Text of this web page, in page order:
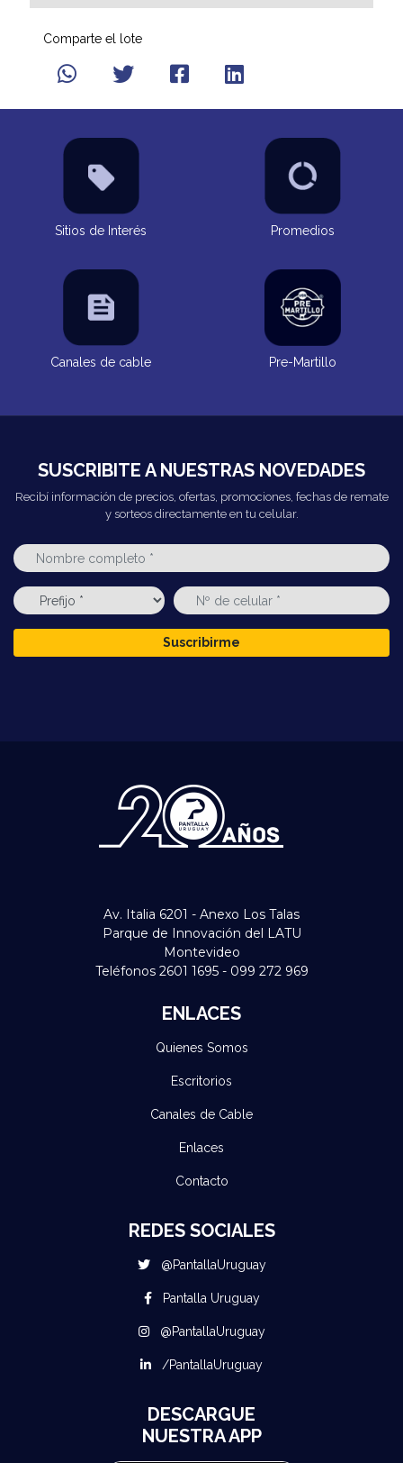
Comparte el lote
Sitios de Interés Promedios
Canales de cable Pre-Martillo
SUSCRIBITE A NUESTRAS NOVEDADES
Recibí información de precios, ofertas, promociones, fechas de remate
y sorteos directamente en tu celular.
Suscribirme
Av. Italia 6201 - Anexo Los Talas
Parque de Innovación del LATU
Montevideo
Teléfonos 2601 1695 - 099 272 969
ENLACES
Quienes Somos
Escritorios
Canales de Cable
Enlaces
Contacto
REDES SOCIALES
@PantallaUruguay
Pantalla Uruguay
@PantallaUruguay
/PantallaUruguay
DESCARGUE
NUESTRA APP